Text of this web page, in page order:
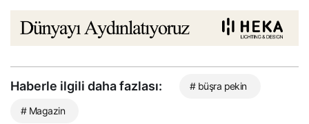
Haberle ilgili daha fazlası: # büşra pekin
# Magazin